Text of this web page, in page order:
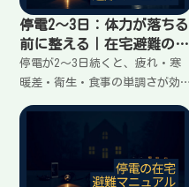
順でまとめる。
停電2〜3日：体力が落ちる
前に整える｜在宅避難の消
耗を減らす段取り
停電が2〜3日続くと、疲れ・寒
暖差・衛生・食事の単調さが効
を減らす」「電池と明かりを計
画化する」「水とトイレの負担
を増やさない」「体調を崩さな
い」を軸に、在宅避難を続ける